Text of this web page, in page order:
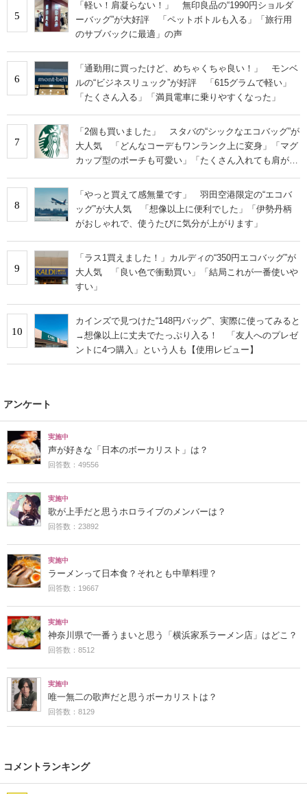
5
「軽い！肩凝らない！」 無印良品の“1990円ショルダ
ーバッグ”が大好評 「ペットボトルも入る」「旅行用
のサブバックに最適」の声
6
「通勤用に買ったけど、めちゃくちゃ良い！」 モンベ
ルの“ビジネスリュック”が好評 「615グラムで軽い」
「たくさん入る」「満員電車に乗りやすくなった」
7
「2個も買いました」 スタバの“シックなエコバッグ”が
大人気 「どんなコーデもワンランク上に変身」「マグ
カップ型のポーチも可愛い」「たくさん入れても肩が痛
8
「やっと買えて感無量です」 羽田空港限定の“エコバ
ッグ”が大人気 「想像以上に便利でした」「伊勢丹柄
がおしゃれで、使うたびに気分が上がります」
9
「ラス1買えました！」カルディの“350円エコバッグ”が
大人気 「良い色で衝動買い」「結局これが一番使いや
すい」
10
カインズで見つけた“148円バッグ”、実際に使ってみると
→想像以上に丈夫でたっぷり入る！ 「友人へのプレゼ
ントに4つ購入」という人も【使用レビュー】
アンケート
実施中
声が好きな「日本のボーカリスト」は？
回答数：49556
実施中
歌が上手だと思うホロライブのメンバーは？
回答数：23892
実施中
ラーメンって日本食？それとも中華料理？
回答数：19667
実施中
神奈川県で一番うまいと思う「横浜家系ラーメン店」はどこ？
回答数：8512
実施中
唯一無二の歌声だと思うボーカリストは？
回答数：8129
コメントランキング